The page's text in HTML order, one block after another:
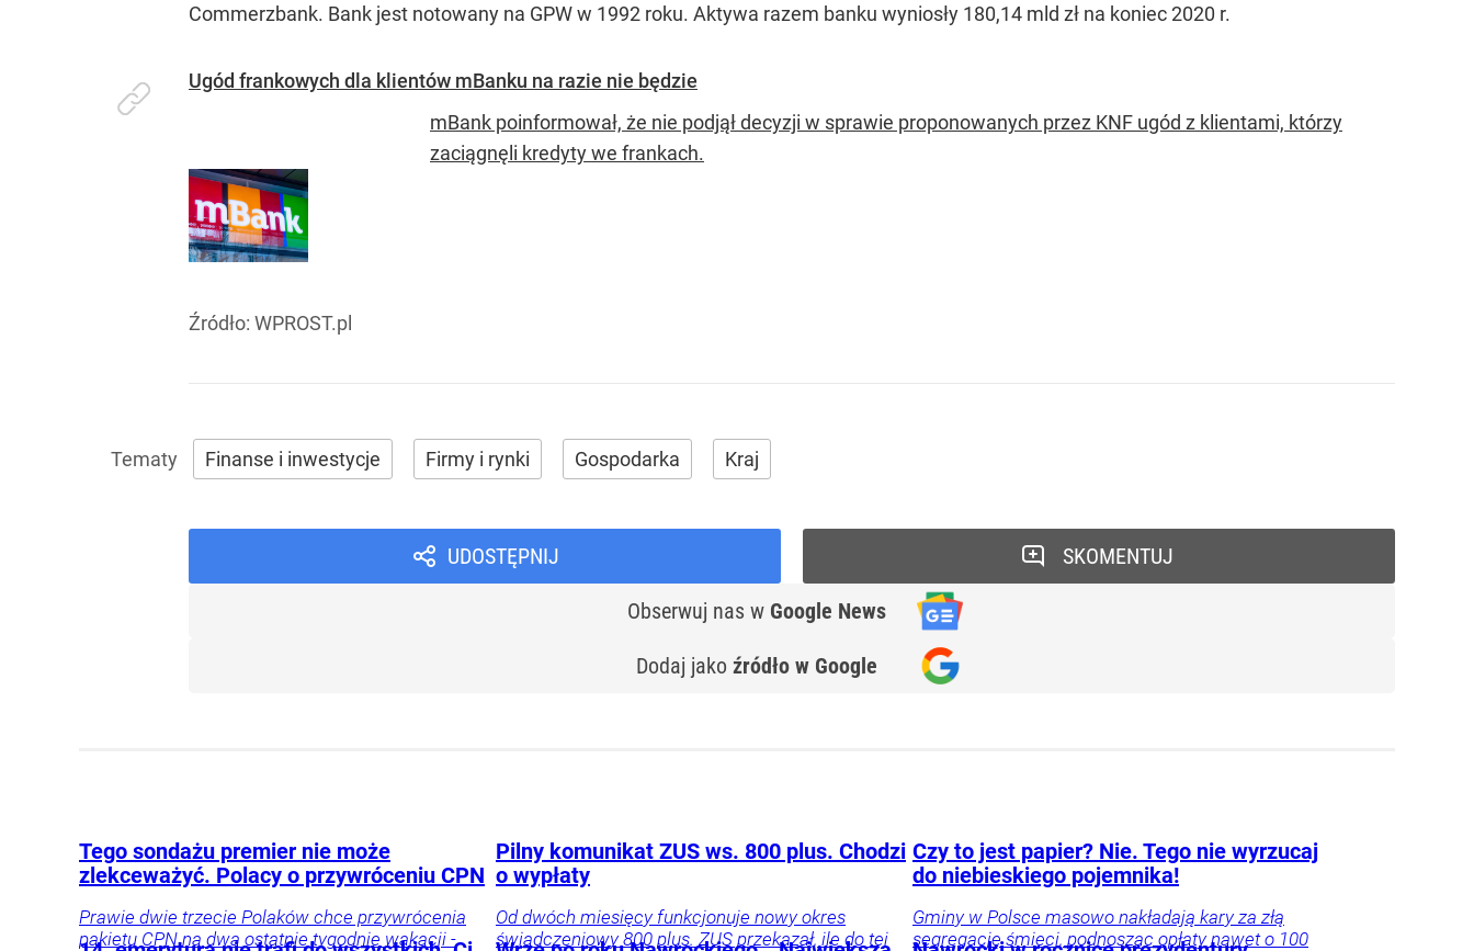
Commerzbank. Bank jest notowany na GPW w 1992 roku. Aktywa razem banku wyniosły 180,14 mld zł na koniec 2020 r.
Ugód frankowych dla klientów mBanku na razie nie będzie
mBank poinformował, że nie podjął decyzji w sprawie proponowanych przez KNF ugód z klientami, którzy
zaciągnęli kredyty we frankach.
Źródło: WPROST.pl
Finanse i inwestycje Firmy i rynki Gospodarka Kraj
UDOSTĘPNIJ
Obserwuj nas w Google News
Dodaj jako źródło w Google
SKOMENTUJ
Tego sondażu premier nie może
zlekceważyć. Polacy o przywróceniu CPN
Prawie dwie trzecie Polaków chce przywrócenia
pakietu CPN na dwa ostatnie tygodnie wakacji -
Pilny komunikat ZUS ws. 800 plus. Chodzi
o wypłaty
Od dwóch miesięcy funkcjonuje nowy okres
świadczeniowy 800 plus. ZUS przekazał, ile do tej
Czy to jest papier? Nie. Tego nie wyrzucaj
do niebieskiego pojemnika!
Gminy w Polsce masowo nakładają kary za złą
segregację śmieci, podnosząc opłaty nawet o 100